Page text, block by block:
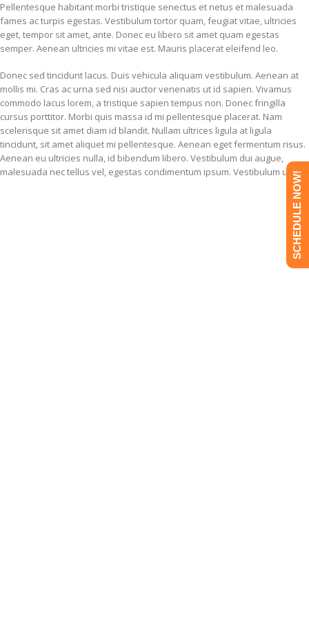
Pellentesque habitant morbi tristique senectus et netus et malesuada
fames ac turpis egestas. Vestibulum tortor quam, feugiat vitae, ultricies
eget, tempor sit amet, ante. Donec eu libero sit amet quam egestas
semper. Aenean ultricies mi vitae est. Mauris placerat eleifend leo.
Donec sed tincidunt lacus. Duis vehicula aliquam vestibulum. Aenean at
mollis mi. Cras ac urna sed nisi auctor venenatis ut id sapien. Vivamus
commodo lacus lorem, a tristique sapien tempus non. Donec fringilla
cursus porttitor. Morbi quis massa id mi pellentesque placerat. Nam
scelerisque sit amet diam id blandit. Nullam ultrices ligula at ligula
tincidunt, sit amet aliquet mi pellentesque. Aenean eget fermentum risus.
Aenean eu ultricies nulla, id bibendum libero. Vestibulum dui augue,
malesuada nec tellus vel, egestas condimentum ipsum. Vestibulum ut. SCHEDULE NOW!